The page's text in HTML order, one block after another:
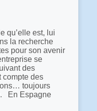
qu’elle est, lui
la recherche
pour son avenir
se
des
compte des
toujours
En Espagne